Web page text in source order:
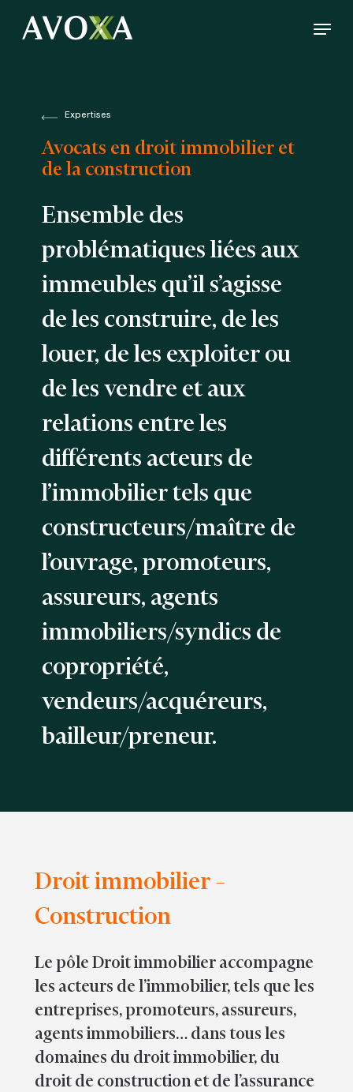
Menu
Expertises
Avocats en droit immobilier et
de la construction
Ensemble des
problématiques liées aux
immeubles qu’il s’agisse
de les construire, de les
louer, de les exploiter ou
de les vendre et aux
relations entre les
différents acteurs de
l’immobilier tels que
constructeurs/maître de
l’ouvrage, promoteurs,
assureurs, agents
immobiliers/syndics de
copropriété,
vendeurs/acquéreurs,
bailleur/preneur.
Droit immobilier –
Construction
Le pôle Droit immobilier accompagne
les acteurs de l’immobilier, tels que les
entreprises, promoteurs, assureurs,
agents immobiliers… dans tous les
domaines du droit immobilier, du
droit de construction et de l’assurance